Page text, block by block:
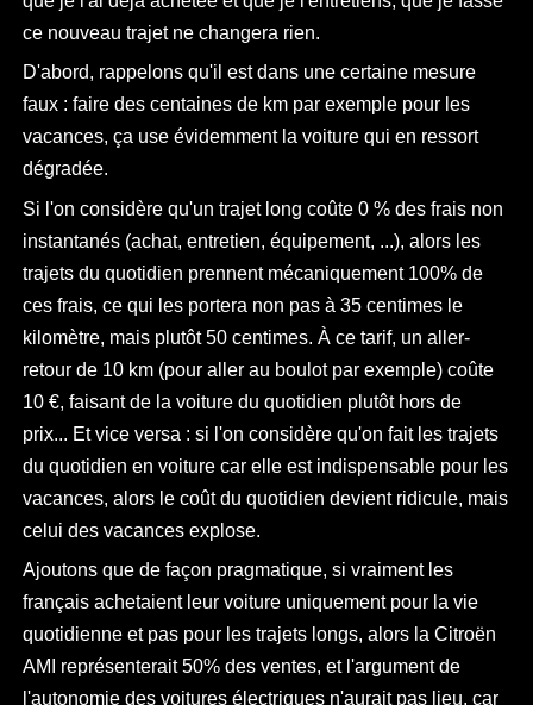
ce nouveau trajet ne changera rien.
D'abord, rappelons qu'il est dans une certaine mesure
faux : faire des centaines de km par exemple pour les
vacances, ça use évidemment la voiture qui en ressort
dégradée.
Si l'on considère qu'un trajet long coûte 0 % des frais non
instantanés (achat, entretien, équipement, ...), alors les
trajets du quotidien prennent mécaniquement 100% de
ces frais, ce qui les portera non pas à 35 centimes le
kilomètre, mais plutôt 50 centimes. À ce tarif, un aller-
retour de 10 km (pour aller au boulot par exemple) coûte
10 €, faisant de la voiture du quotidien plutôt hors de
prix... Et vice versa : si l'on considère qu'on fait les trajets
du quotidien en voiture car elle est indispensable pour les
vacances, alors le coût du quotidien devient ridicule, mais
celui des vacances explose.
Ajoutons que de façon pragmatique, si vraiment les
français achetaient leur voiture uniquement pour la vie
quotidienne et pas pour les trajets longs, alors la Citroën
AMI représenterait 50% des ventes, et l'argument de
l'autonomie des voitures électriques n'aurait pas lieu, car